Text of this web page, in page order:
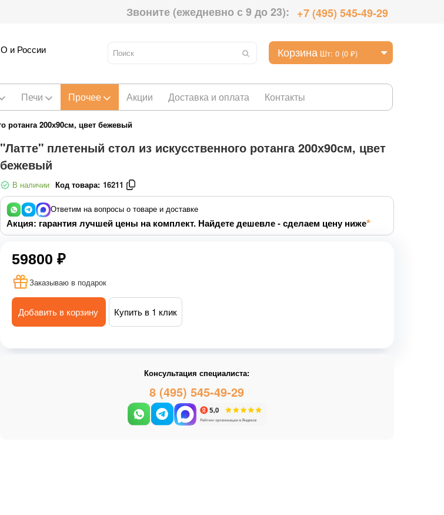
Звоните (ежедневно с 9 до 23): +7 (495) 545-49-29
Корзина Шт: 0 (0 ₽)
и России
Печи Прочее Акции Доставка и оплата Контакты
ротанга 200х90см, цвет бежевый
"Латте" плетеный стол из искусственного ротанга 200х90см, цвет
бежевый
В наличии Код товара: 16211
Ответим на вопросы о товаре и доставке
Акция: гарантия лучшей цены на комплект. Найдете дешевле - сделаем цену ниже
59800 ₽
Заказываю в подарок
Добавить в корзину Купить в 1 клик
Консультация специалиста:
8 (495) 545-49-29